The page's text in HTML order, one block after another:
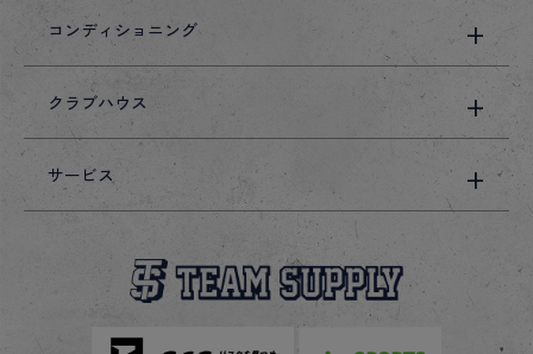
コンディショニング
クラブハウス
サービス